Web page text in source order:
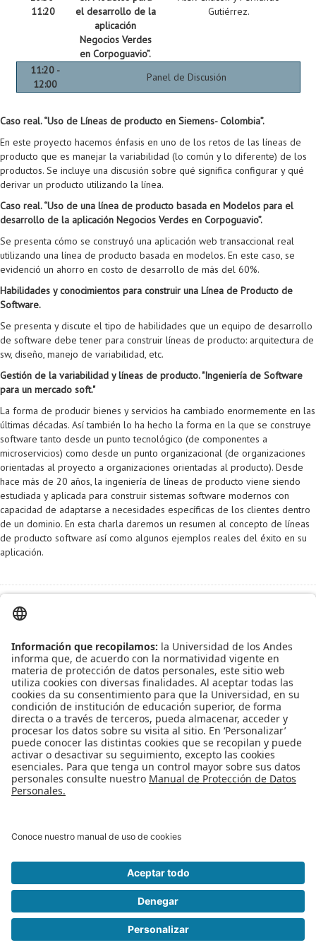
11:20
el desarrollo de la
aplicación
Negocios Verdes
en Corpoguavio”.
Gutiérrez.
11:20 -
12:00
Panel de Discusión
Caso real. “Uso de Líneas de producto en Siemens- Colombia”.
En este proyecto hacemos énfasis en uno de los retos de las líneas de
producto que es manejar la variabilidad (lo común y lo diferente) de los
productos. Se incluye una discusión sobre qué significa configurar y qué
derivar un producto utilizando la línea.
Caso real. “Uso de una línea de producto basada en Modelos para el
desarrollo de la aplicación Negocios Verdes en Corpoguavio”.
Se presenta cómo se construyó una aplicación web transaccional real
utilizando una línea de producto basada en modelos. En este caso, se
evidenció un ahorro en costo de desarrollo de más del 60%.
Habilidades y conocimientos para construir una Línea de Producto de
Software.
Se presenta y discute el tipo de habilidades que un equipo de desarrollo
de software debe tener para construir líneas de producto: arquitectura de
sw, diseño, manejo de variabilidad, etc.
Gestión de la variabilidad y líneas de producto. "Ingeniería de Software
para un mercado soft."
La forma de producir bienes y servicios ha cambiado enormemente en las
últimas décadas. Así también lo ha hecho la forma en la que se construye
software tanto desde un punto tecnológico (de componentes a
microservicios) como desde un punto organizacional (de organizaciones
orientadas al proyecto a organizaciones orientadas al producto). Desde
hace más de 20 años, la ingeniería de líneas de producto viene siendo
estudiada y aplicada para construir sistemas software modernos con
capacidad de adaptarse a necesidades específicas de los clientes dentro
de un dominio. En esta charla daremos un resumen al concepto de líneas
de producto software así como algunos ejemplos reales del éxito en su
aplicación.
Información adicional
Hora:
8:00 am
Lugar:
Salón W 101
Leído6874 Tiempo Última modificación Jueves, 09 Febrero 2017 12:05
Publicado en Eventos
Más en esta categoría